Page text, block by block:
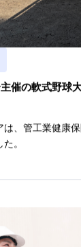
催の軟式野球
は、管工業健康
。